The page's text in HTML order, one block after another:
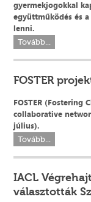
gyermekjogokkal
együttműködés és
lenni.
Tovább...
FOSTER
FOSTER
collaborative
július).
Tovább...
IACL
választották